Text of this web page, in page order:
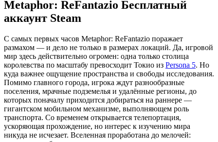
Metaphor: ReFantazio Бесплатный
аккаунт Steam
С самых первых часов Metaphor: ReFantazio поражает
размахом — и дело не только в размерах локаций. Да, игровой
мир здесь действительно огромен: одна только столица
королевства по масштабу превосходит Токио из Persona 5. Но
куда важнее ощущение пространства и свободы исследования.
Помимо главного города, игрока ждут разнообразные
поселения, мрачные подземелья и удалённые регионы, до
которых поначалу приходится добираться на раннере —
гигантском мобильном механизме, выполняющем роль
транспорта. Со временем открывается телепортация,
ускоряющая прохождение, но интерес к изучению мира
никуда не исчезает. Вселенная проработана до мелочей: